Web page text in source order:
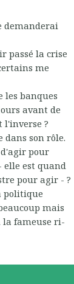
demanderai
passé la crise
me
les banques
avant de
l'inverse ?
dans son rôle.
pour
elle est quand
pour agir - ?
politique
mais
la fameuse ri-